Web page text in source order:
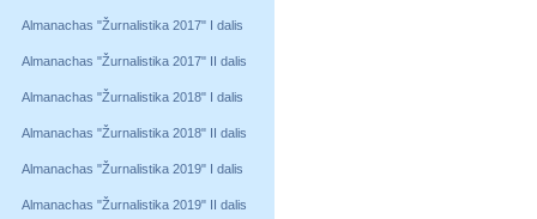
Almanachas "Žurnalistika 2017" I dalis
Almanachas "Žurnalistika 2017" II dalis
Almanachas "Žurnalistika 2018" I dalis
Almanachas "Žurnalistika 2018" II dalis
Almanachas "Žurnalistika 2019" I dalis
Almanachas "Žurnalistika 2019" II dalis